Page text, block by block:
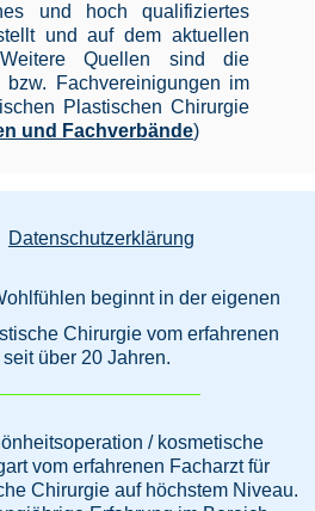
und hoch qualifiziertes
und auf dem aktuellen
Quellen sind die
bzw. Fachvereinigungen im
Plastischen Chirurgie
und Fachverbände)
Datenschutzerklärung
beginnt in der eigenen
Chirurgie vom erfahrenen
seit über 20 Jahren.
/ kosmetische
vom erfahrenen Facharzt für
Chirurgie auf höchstem Niveau.